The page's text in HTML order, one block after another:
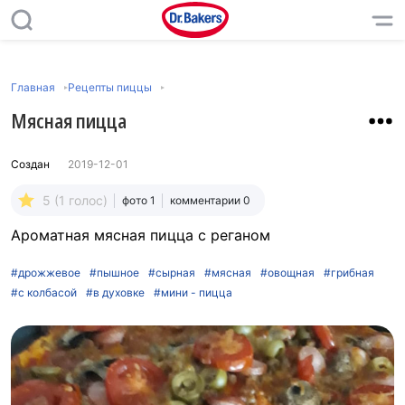
Главная Рецепты пиццы
Мясная пицца
Создан 2019-12-01
5 (1 голос) фото 1 комментарии 0
Ароматная мясная пицца с реганом
#дрожжевое #пышное #сырная #мясная #овощная
#грибная
#с колбасой
#в духовке #мини - пицца